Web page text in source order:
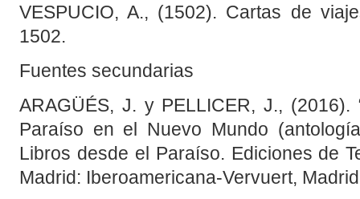
VESPUCIO, A., (1502). Cartas de
1502.
Fuentes secundarias
ARAGÜÉS, J. y PELLICER, J., (2016).
Paraíso en el Nuevo Mundo
Libros desde el Paraíso. Ediciones de
Madrid: Iberoamericana-Vervuert,